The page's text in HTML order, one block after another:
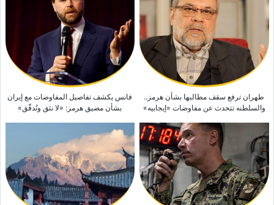
طهران ترفع سقف مطالبها بشأن هرمز..
والسلطنه تتحدث عن مفاوضات «إیجابیه»
فانس یکشف تفاصیل المفاوضات مع إیران
بشأن مضیق هرمز: «لا نثق ونُدقّق»